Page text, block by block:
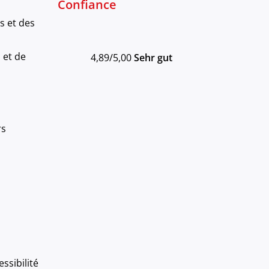
et des
et de
Confiance
4,89/5,00Sehr gut